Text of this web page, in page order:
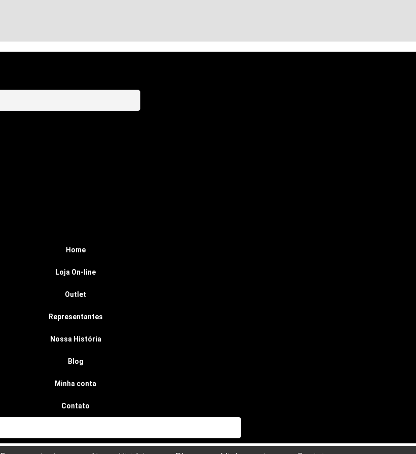
Home
Loja On-line
Outlet
Representantes
Nossa História
Blog
Minha conta
Contato